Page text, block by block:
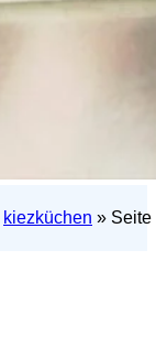
kiezküchen » Seite